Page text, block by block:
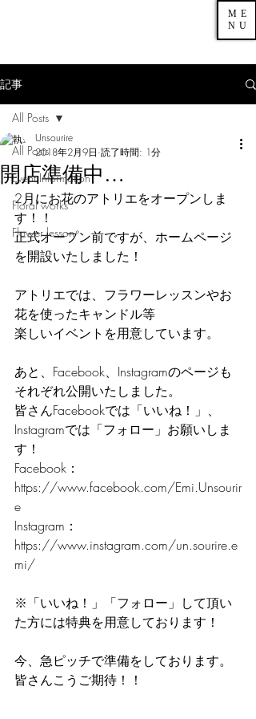
ME
NU
記事
All Posts
Event Information
Floral works
Flower lesson
All Posts
開店準備中…
Unsourire
2018年2月9日 読了時間: 1分
2月にお花のアトリエをオープンしま
す！！
正式オープン前ですが、ホームページ
を開設いたしました！
アトリエでは、フラワーレッスンやお
花を使ったキャンドル等
楽しいイベントを用意しています。
あと、Facebook、Instagramのページも
それぞれ公開いたしました。
皆さんFacebookでは「いいね！」、
Instagramでは「フォロー」お願いしま
す！
Facebook：
https://www.facebook.com/Emi.Unsourir
e
Instagram：
https://www.instagram.com/un.sourire.e
mi/
※「いいね！」「フォロー」して頂い
た方には特典を用意しております！
今、急ピッチで準備をしております。
皆さんこうご期待！！